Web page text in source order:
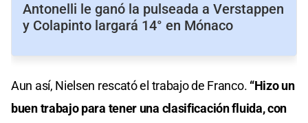
Antonelli le ganó la pulseada a Verstappen
y Colapinto largará 14° en Mónaco
Aun así, Nielsen rescató el trabajo de Franco. “Hizo un
buen trabajo para tener una clasificación fluida, con